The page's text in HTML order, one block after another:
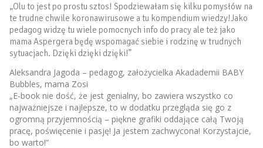
„Olu to jest po prostu sztos! Spodziewałam się kilku pomysłów na
te trudne chwile koronawirusowe a tu kompendium wiedzy!Jako
pedagog widzę tu wiele pomocnych info do pracy ale też jako
mama Aspergera będę wspomagać siebie i rodzinę w trudnych
sytuacjach. Dzięki dzięki dzięki!”
Aleksandra Jagoda – pedagog, założycielka Akadademii BABY
Bubbles, mama Zosi
„E-book nie dość, że jest genialny, bo zawiera wszystko co
najważniejsze i najlepsze, to w dodatku przegląda się go z
ogromną przyjemnością – piękne grafiki oddające całą Twoją
pracę, poświęcenie i pasję! Ja jestem zachwycona! Korzystajcie,
bo warto!”